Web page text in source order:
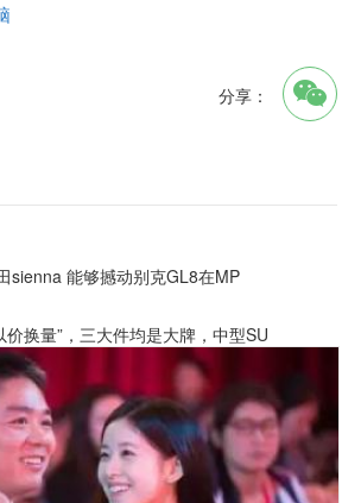
分享：
sienna 能够撼动别克GL8在MP
价换量”，三大件均是大牌，中型SU